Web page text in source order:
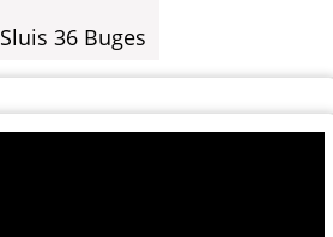
Sluis 36 Buges